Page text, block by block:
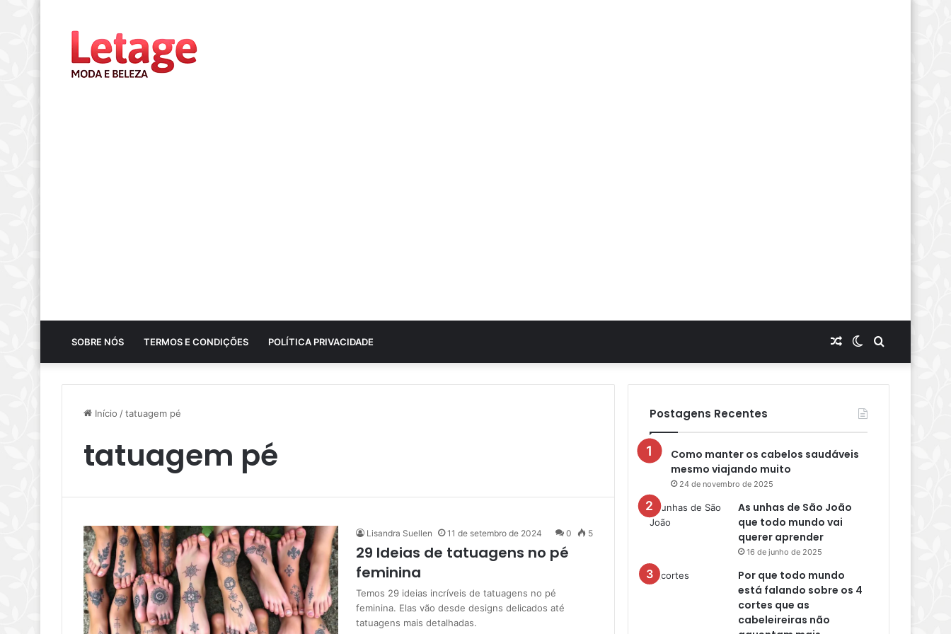
SOBRE NÓS TERMOS E CONDIÇÕES POLÍTICA PRIVACIDADE Procurar
por
Switch
skin
Artigo
aleatório
Início /tatuagem pé
tatuagem pé
Lisandra Suellen 11 de setembro de 2024 0 5
29 Ideias de tatuagens no pé
feminina
Temos 29 ideias incríveis de tatuagens no pé
feminina. Elas vão desde designs delicados até
tatuagens mais detalhadas.
Postagens Recentes
Como manter os cabelos saudáveis
mesmo viajando muito
24 de novembro de 2025
As unhas de São João
que todo mundo vai
querer aprender
16 de junho de 2025
Por que todo mundo
está falando sobre os 4
cortes que as
cabeleireiras não